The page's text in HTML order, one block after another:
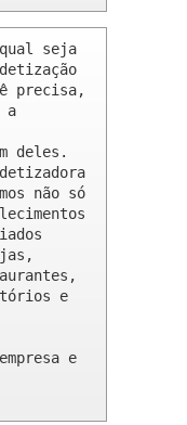
qual seja
precisa,
a
deles.
não só
e
e